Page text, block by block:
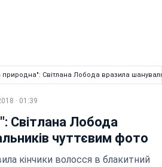
природна": Світлана Лобода вразила
· 01:39
Світлана Лобода
чуттєвим фото
кінчики волосся в блакитний